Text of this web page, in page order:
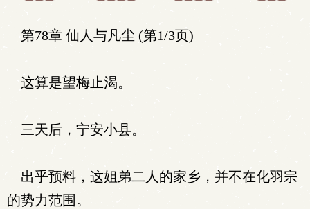
第78章 仙人与凡尘 (第1/3页)
这算是望梅止渴。
三天后，宁安小县。
出乎预料，这姐弟二人的家乡，并不在化羽宗
的势力范围。